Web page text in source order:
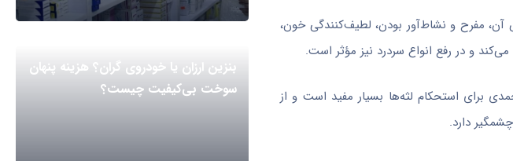
آن، مفرح و نشاط‌آور بودن، لطیف‌کنندگی خون،
و در رفع انواع سردرد نیز مؤثر است.
برای استحکام لثه‌ها بسیار مفید است و از
دارد.
بنزین ارزان یا خودروی گران؟ هزینه پنهان
سوخت بی‌کیفیت چیست؟